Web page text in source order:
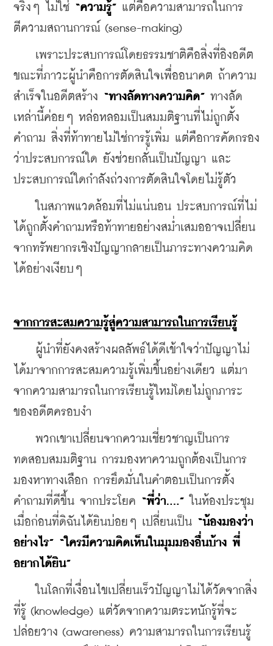
จริงๆ ไม่ใช่ “ความรู้” แต่คือความสามารถในการ
ตีความสถานการณ์ (sense-making)
เพราะประสบการณ์โดยธรรมชาติคือสิ่งที่อิงอดีต
ขณะที่ภาวะผู้นำคือการตัดสินใจเพื่ออนาคต ถ้าความ
สำเร็จในอดีตสร้าง “ทางลัดทางความคิด” ทางลัด
เหล่านี้ค่อยๆ หล่อหลอมเป็นสมมติฐานที่ไม่ถูกตั้ง
คำถาม สิ่งที่ท้าทายไม่ใช่การรู้เพิ่ม แต่คือการคัดกรอง
ว่าประสบการณ์ใด ยังช่วยกลั่นเป็นปัญญา และ
ประสบการณ์ใดกำลังถ่วงการตัดสินใจโดยไม่รู้ตัว
ในสภาพแวดล้อมที่ไม่แน่นอน ประสบการณ์ที่ไม่
ได้ถูกตั้งคำถามหรือท้าทายอย่างสม่ำเสมออาจเปลี่ยน
จากทรัพยากรเชิงปัญญากลายเป็นภาระทางความคิด
ได้อย่างเงียบๆ
จากการสะสมความรู้สู่ความสามารถในการเรียนรู้
ผู้นำที่ยังคงสร้างผลลัพธ์ได้ดีเข้าใจว่าปัญญาไม่
ได้มาจากการสะสมความรู้เพิ่มขึ้นอย่างเดียว แต่มา
จากความสามารถในการเรียนรู้ใหม่โดยไม่ถูกภาระ
ของอดีตครอบงำ
พวกเขาเปลี่ยนจากความเชี่ยวชาญเป็นการ
ทดสอบสมมติฐาน การมองหาความถูกต้องเป็นการ
มองหาทางเลือก การยึดมั่นในคำตอบเป็นการตั้ง
คำถามที่ดีขึ้น จากประโยค “พี่ว่า....” ในห้องประชุม
เมื่อก่อนที่ดิฉันได้ยินบ่อยๆ เปลี่ยนเป็น “น้องมองว่า
อย่างไร” “ใครมีความคิดเห็นในมุมมองอื่นบ้าง พี่
อยากได้ยิน”
ในโลกที่เงื่อนไขเปลี่ยนเร็วปัญญาไม่ได้วัดจากสิ่ง
ที่รู้ (knowledge) แต่วัดจากความตระหนักรู้ที่จะ
ปล่อยวาง (awareness) ความสามารถในการเรียนรู้